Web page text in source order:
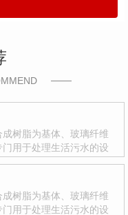
树脂为基体、玻璃纤维
用于处理生活污水的设
韧性好、耐腐蚀、色彩
效果等优点
树脂为基体、玻璃纤维
用于处理生活污水的设